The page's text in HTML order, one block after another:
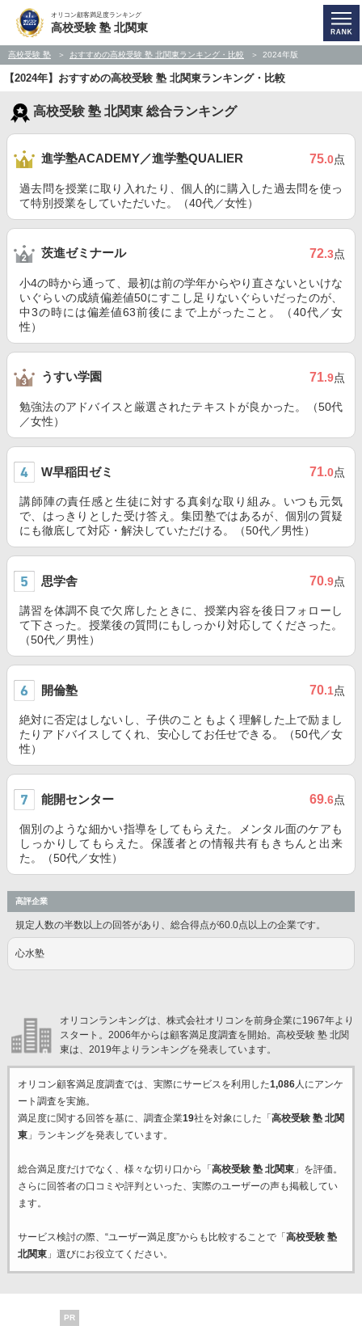
オリコン顧客満足度ランキング
高校受験 塾 北関東
高校受験 塾 おすすめの高校受験 塾 北関東ランキング・比較 2024年版
【2024年】おすすめの高校受験 塾 北関東ランキング・比較
高校受験 塾 北関東 総合ランキング
進学塾ACADEMY／進学塾QUALIER 75.0点
過去問を授業に取り入れたり、個人的に購入した過去問を使っ
て特別授業をしていただいた。（40代／女性）
茨進ゼミナール 72.3点
小4の時から通って、最初は前の学年からやり直さないといけな
いぐらいの成績偏差値50にすこし足りないぐらいだったのが、
中3の時には偏差値63前後にまで上がったこと。（40代／女
性）
うすい学園 71.9点
勉強法のアドバイスと厳選されたテキストが良かった。（50代
／女性）
W早稲田ゼミ 71.0点
講師陣の責任感と生徒に対する真剣な取り組み。いつも元気
で、はっきりとした受け答え。集団塾ではあるが、個別の質疑
にも徹底して対応・解決していただける。（50代／男性）
思学舎 70.9点
講習を体調不良で欠席したときに、授業内容を後日フォローし
て下さった。授業後の質問にもしっかり対応してくださった。
（50代／男性）
開倫塾 70.1点
絶対に否定はしないし、子供のこともよく理解した上で励まし
たりアドバイスしてくれ、安心してお任せできる。（50代／女
性）
能開センター 69.6点
個別のような細かい指導をしてもらえた。メンタル面のケアも
しっかりしてもらえた。保護者との情報共有もきちんと出来
た。（50代／女性）
高評企業
規定人数の半数以上の回答があり、総合得点が60.0点以上の企業です。
心水塾
オリコンランキングは、株式会社オリコンを前身企業に1967年より
スタート。2006年からは顧客満足度調査を開始。高校受験 塾 北関
東は、2019年よりランキングを発表しています。
オリコン顧客満足度調査では、実際にサービスを利用した1,086人にアンケ
ート調査を実施。
満足度に関する回答を基に、調査企業19社を対象にした「 高校受験 塾 北関
東」ランキングを発表しています。
総合満足度だけでなく、様々な切り口から「 高校受験 塾 北関東」を評価。
さらに回答者の口コミや評判といった、実際のユーザーの声も掲載してい
ます。
サービス検討の際、“ユーザー満足度”からも比較することで「 高校受験 塾
北関東」選びにお役立てください。
PR